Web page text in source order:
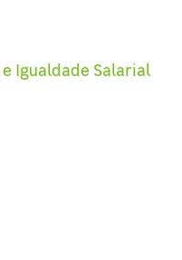
Igualdade Salarial